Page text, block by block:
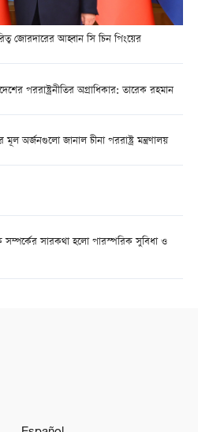
জোরদারের আহ্বান সি চিন পিংয়ের
পররাষ্ট্রনীতির অগ্রাধিকার: তারেক রহমান
মূল অর্জনগুলো জানাল চীনা পররাষ্ট্র মন্ত্রণালয়
সম্পর্কের সারকথা হলো পারস্পরিক সুবিধা ও